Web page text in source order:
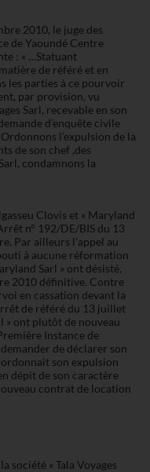
2010, le juge des
de Yaoundé Centre
: « …Statuant
de référé et en
les parties à ce pourvoir
par provision, vu
Sarl, recevable en son
d’enquête civile
l’expulsion de la
de son chef ,des
condamnons la
Clovis et « Maryland
n° 192/DE/BIS du 13
Par ailleurs l’appel au
à aucune réformation
Sarl » ont désisté,
2010 définitive. Contre
en cassation devant la
de référé du 13 juillet
» ont plutôt de nouveau
Instance de
de déclarer son
son expulsion
dépit de son caractère
contrat de location
société « Tala Voyages